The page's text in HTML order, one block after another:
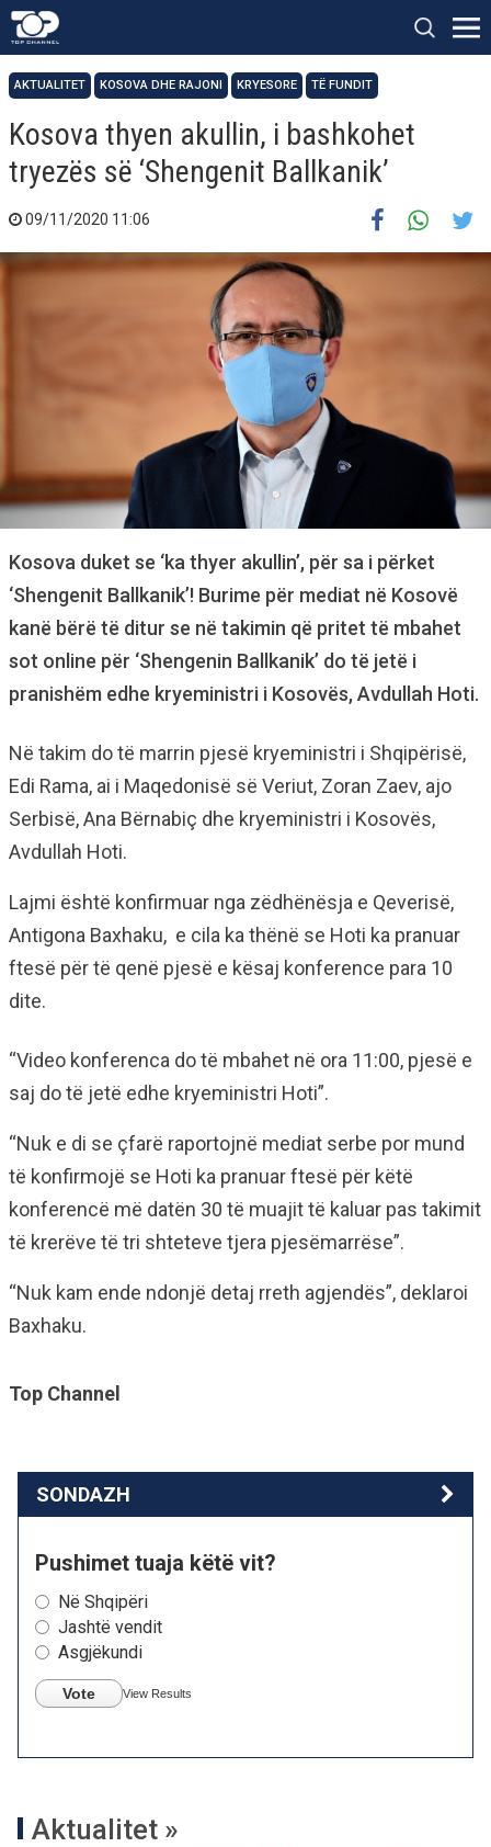
AKTUALITET KOSOVA DHE RAJONI KRYESORE TË FUNDIT
Kosova thyen akullin, i bashkohet
tryezës së ‘Shengenit Ballkanik’
09/11/2020 11:06
Kosova duket se ‘ka thyer akullin’, për sa i përket
‘Shengenit Ballkanik’! Burime për mediat në Kosovë
kanë bërë të ditur se në takimin që pritet të mbahet
sot online për ‘Shengenin Ballkanik’ do të jetë i
pranishëm edhe kryeministri i Kosovës, Avdullah Hoti.
Në takim do të marrin pjesë kryeministri i Shqipërisë,
Edi Rama, ai i Maqedonisë së Veriut, Zoran Zaev, ajo
Serbisë, Ana Bërnabiç dhe kryeministri i Kosovës,
Avdullah Hoti.
Lajmi është konfirmuar nga zëdhënësja e Qeverisë,
Antigona Baxhaku, e cila ka thënë se Hoti ka pranuar
ftesë për të qenë pjesë e kësaj konference para 10
dite.
“Video konferenca do të mbahet në ora 11:00, pjesë e
saj do të jetë edhe kryeministri Hoti”.
“Nuk e di se çfarë raportojnë mediat serbe por mund
të konfirmojë se Hoti ka pranuar ftesë për këtë
konferencë më datën 30 të muajit të kaluar pas takimit
të krerëve të tri shteteve tjera pjesëmarrëse”.
“Nuk kam ende ndonjë detaj rreth agjendës”, deklaroi
Baxhaku.
Top Channel
SONDAZH
Pushimet tuaja këtë vit?
Në Shqipëri
Jashtë vendit
Asgjëkundi
Vote View Results
Aktualitet »